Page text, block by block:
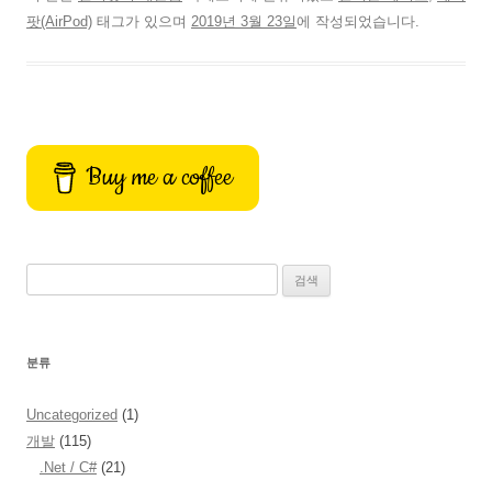
n
팟(AirPod) 태그가 있으며 2019년 3월 23일에 작성되었습니다.
Buy me a coffee
분류
Uncategorized (1)
개발 (115)
.Net / C#(21)